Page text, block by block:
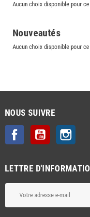
Aucun choix disponible pour
Nouveautés
Aucun choix disponible pour
NOUS SUIVRE
Facebook YouTube
LETTRE